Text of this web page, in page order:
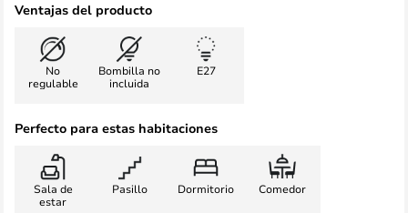
Ventajas del producto
No
regulable
Bombilla no
incluida
E27
Perfecto para estas habitaciones
Sala de
estar
Pasillo Dormitorio Comedor